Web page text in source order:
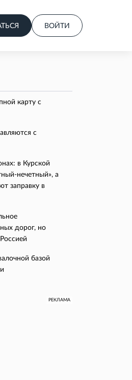
ВОЙТИ
карту с
с
в Курской
нечетный», а
заправку в
дорог, но
базой
РЕКЛАМА